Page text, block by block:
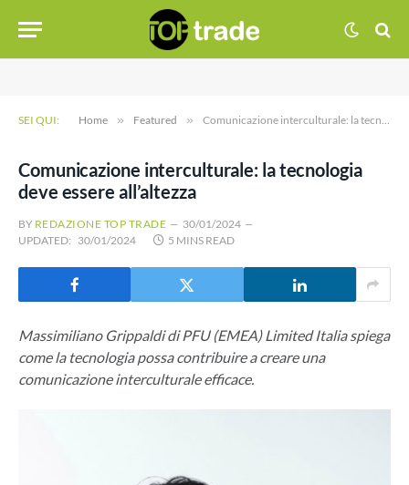
SEI QUI: Home » Featured » Comunicazione interculturale: la tecnologia deve essere all’altezza
Comunicazione interculturale: la tecnologia
deve essere all’altezza
BY REDAZIONE TOP TRADE
30/01/2024
UPDATED: 30/01/2024 5 MINS READ
Massimiliano Grippaldi di PFU (EMEA) Limited Italia spiega
come la tecnologia possa contribuire a creare una
comunicazione interculturale efficace.